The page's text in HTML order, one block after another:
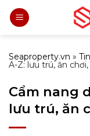
Bỏ
qua
dung
Seaproperty.vn »
A-Z: lưu trú, ăn
Cẩm nang
lưu trú, ăn